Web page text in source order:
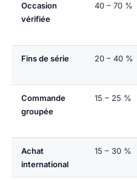
Occasion
vérifiée
40 – 70 %
Fins de série 20 – 40 %
Commande
groupée
15 – 25 %
Achat
international
15 – 30 %